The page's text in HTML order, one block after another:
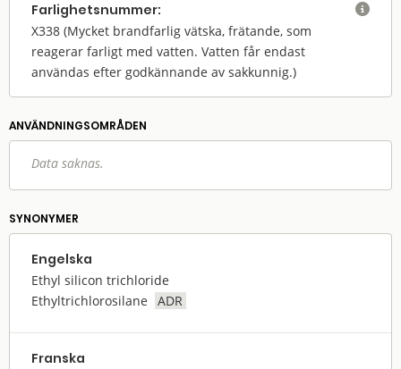
Farlighets­nummer:
X338 (Mycket brandfarlig vätska, frätande, som
reagerar farligt med vatten. Vatten får endast
användas efter godkännande av sakkunnig.)

ANVÄNDNINGS­OMRÅDEN
Data saknas.
SYNONYMER
Engelska
Ethyl silicon trichloride
Ethyltrichlorosilane
ADR
Franska